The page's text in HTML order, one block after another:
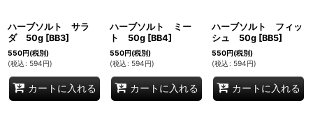
ハーブソルト サラ
ダ 50g [BB3]
550円(税別)
(税込: 594円)
カートに入れる
ハーブソルト ミー
ト 50g [BB4]
550円(税別)
(税込: 594円)
カートに入れる
ハーブソルト フィッ
シュ 50g [BB5]
550円(税別)
(税込: 594円)
カートに入れる